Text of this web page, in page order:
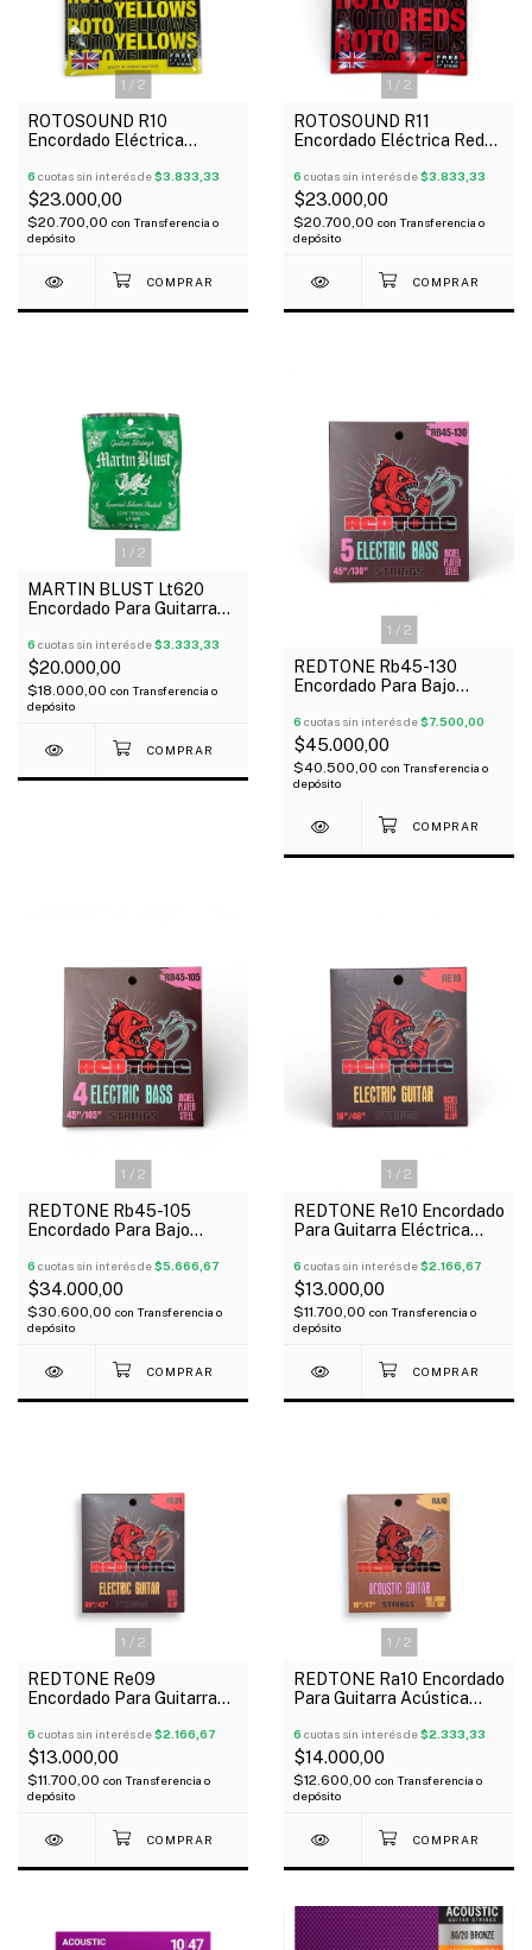
1 / 2
ROTOSOUND R10
Encordado Eléctrica
6 cuotas sin interés de$3.833,33
$23.000,00
$20.700,00 con Transferencia o
depósito
1 / 2
ROTOSOUND R11
Encordado Eléctrica Reds
6 cuotas sin interés de$3.833,33
$23.000,00
$20.700,00 con Transferencia o
depósito
1 / 2
MARTIN BLUST Lt620
Encordado Para Guitarra
Baja
6 cuotas sin interés de$3.333,33
$20.000,00
$18.000,00 con Transferencia o
depósito
1 / 2
REDTONE Rb45-130
Encordado Para Bajo
130
6 cuotas sin interés de$7.500,00
$45.000,00
$40.500,00 con Transferencia o
depósito
1 / 2
REDTONE Rb45-105
Encordado Para Bajo
105
6 cuotas sin interés de$5.666,67
$34.000,00
$30.600,00 con Transferencia o
depósito
1 / 2
REDTONE Re10 Encordado
Para Guitarra Eléctrica
6 cuotas sin interés de$2.166,67
$13.000,00
$11.700,00 con Transferencia o
depósito
1 / 2
REDTONE Re09
Encordado Para Guitarra
6 cuotas sin interés de$2.166,67
$13.000,00
$11.700,00 con Transferencia o
depósito
1 / 2
REDTONE Ra10 Encordado
Para Guitarra Acústica
6 cuotas sin interés de$2.333,33
$14.000,00
$12.600,00 con Transferencia o
depósito